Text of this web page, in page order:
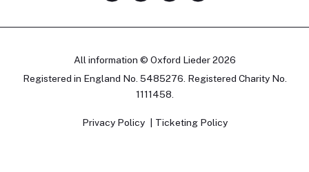
All information © Oxford Lieder 2026
Registered in England No. 5485276. Registered Charity No.
1111458.
Privacy Policy Ticketing Policy